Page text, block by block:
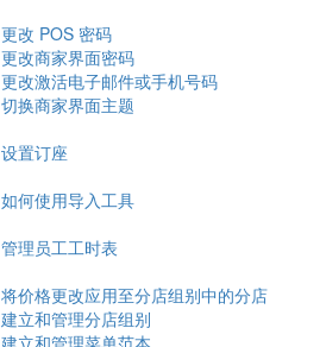
更改 POS 密码
更改商家界面密码
更改激活电子邮件或手机号码
切换商家界面主题
设置订座
如何使用导入工具
管理员工工时表
将价格更改应用至分店组别中的分店
建立和管理分店组别